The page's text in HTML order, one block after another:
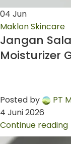
04 Jun
Maklon Skincare
Jangan
Moisturizer
Posted by
PT
4 Juni 2026
Continue reading